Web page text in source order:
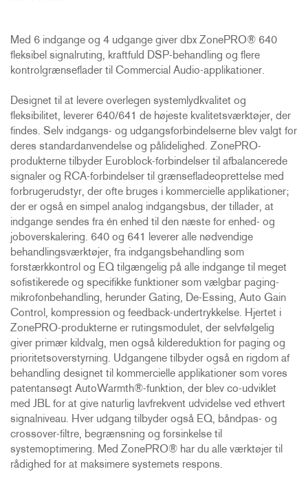
Med 6 indgange og 4 udgange giver dbx ZonePRO® 640
fleksibel signalruting, kraftfuld DSP-behandling og flere
kontrolgrænseflader til Commercial Audio-applikationer.
Designet til at levere overlegen systemlydkvalitet og
fleksibilitet, leverer 640/641 de højeste kvalitetsværktøjer, der
findes. Selv indgangs- og udgangsforbindelserne blev valgt for
deres standardanvendelse og pålidelighed. ZonePRO-
produkterne tilbyder Euroblock-forbindelser til afbalancerede
signaler og RCA-forbindelser til grænsefladeoprettelse med
forbrugerudstyr, der ofte bruges i kommercielle applikationer;
der er også en simpel analog indgangsbus, der tillader, at
indgange sendes fra én enhed til den næste for enhed- og
joboverskalering. 640 og 641 leverer alle nødvendige
behandlingsværktøjer, fra indgangsbehandling som
forstærkkontrol og EQ tilgængelig på alle indgange til meget
sofistikerede og specifikke funktioner som vælgbar paging-
mikrofonbehandling, herunder Gating, De-Essing, Auto Gain
Control, kompression og feedback-undertrykkelse. Hjertet i
ZonePRO-produkterne er rutingsmodulet, der selvfølgelig
giver primær kildvalg, men også kildereduktion for paging og
prioritetsoverstyrning. Udgangene tilbyder også en rigdom af
behandling designet til kommercielle applikationer som vores
patentansøgt AutoWarmth®-funktion, der blev co-udviklet
med JBL for at give naturlig lavfrekvent udvidelse ved ethvert
signalniveau. Hver udgang tilbyder også EQ, båndpas- og
crossover-filtre, begrænsning og forsinkelse til
systemoptimering. Med ZonePRO® har du alle værktøjer til
rådighed for at maksimere systemets respons.